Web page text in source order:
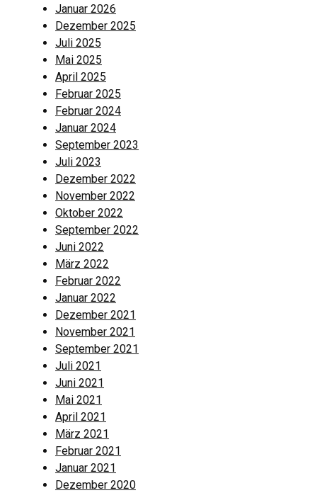
Januar 2026
Dezember 2025
Juli 2025
Mai 2025
April 2025
Februar 2025
Februar 2024
Januar 2024
September 2023
Juli 2023
Dezember 2022
November 2022
Oktober 2022
September 2022
Juni 2022
März 2022
Februar 2022
Januar 2022
Dezember 2021
November 2021
September 2021
Juli 2021
Juni 2021
Mai 2021
April 2021
März 2021
Februar 2021
Januar 2021
Dezember 2020